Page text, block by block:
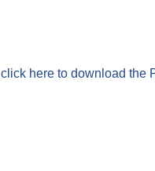
click here to download the